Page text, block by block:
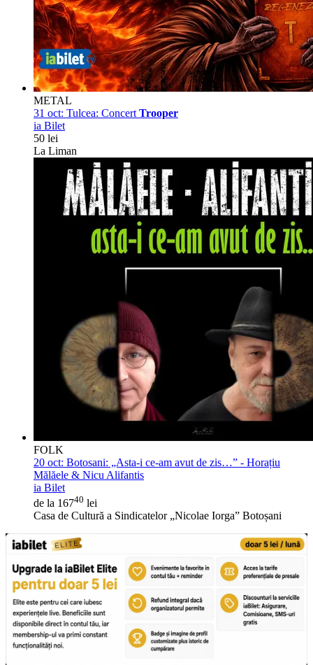
METAL
31 oct: Tulcea: Concert Trooper
ia Bilet
50 lei
La Liman
FOLK
20 oct: Botosani: „Asta-i ce-am avut de zis…” - Horațiu
Mălăele & Nicu Alifantis
ia Bilet
de la 16740 lei
Casa de Cultură a Sindicatelor „Nicolae Iorga” Botoșani